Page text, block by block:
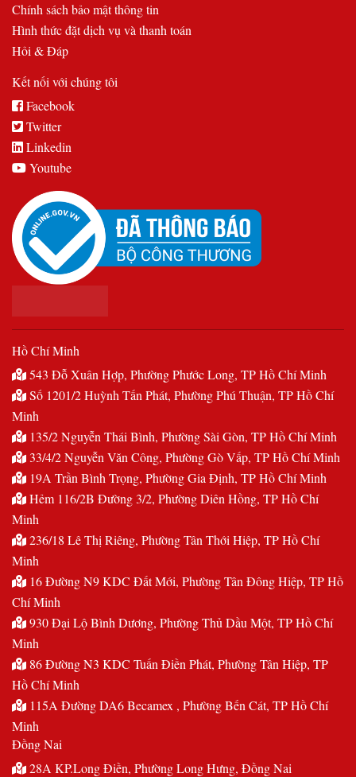
Chính sách bảo mật thông tin
Hình thức đặt dịch vụ và thanh toán
Hỏi & Đáp
Kết nối với chúng tôi
Facebook
Twitter
Linkedin
Youtube
Hồ Chí Minh
543 Đỗ Xuân Hợp, Phường Phước Long, TP Hồ Chí Minh
Số 1201/2 Huỳnh Tấn Phát, Phường Phú Thuận, TP Hồ Chí
Minh
135/2 Nguyễn Thái Bình, Phường Sài Gòn, TP Hồ Chí Minh
33/4/2 Nguyễn Văn Công, Phường Gò Vấp, TP Hồ Chí Minh
19A Trần Bình Trọng, Phường Gia Định, TP Hồ Chí Minh
Hẻm 116/2B Đường 3/2, Phường Diên Hồng, TP Hồ Chí
Minh
236/18 Lê Thị Riêng, Phường Tân Thới Hiệp, TP Hồ Chí
Minh
16 Đường N9 KDC Đất Mới, Phường Tân Đông Hiệp, TP Hồ
Chí Minh
930 Đại Lộ Bình Dương, Phường Thủ Dầu Một, TP Hồ Chí
Minh
86 Đường N3 KDC Tuấn Điền Phát, Phường Tân Hiệp, TP
Hồ Chí Minh
115A Đường DA6 Becamex , Phường Bến Cát, TP Hồ Chí
Minh
Đồng Nai
28A KP.Long Điền, Phường Long Hưng, Đồng Nai